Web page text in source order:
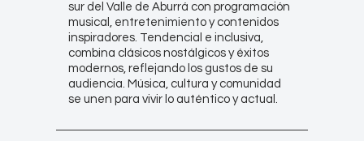
sur del Valle de Aburrá con programación
musical, entretenimiento y contenidos
inspiradores. Tendencial e inclusiva,
combina clásicos nostálgicos y éxitos
modernos, reflejando los gustos de su
audiencia. Música, cultura y comunidad
se unen para vivir lo auténtico y actual.